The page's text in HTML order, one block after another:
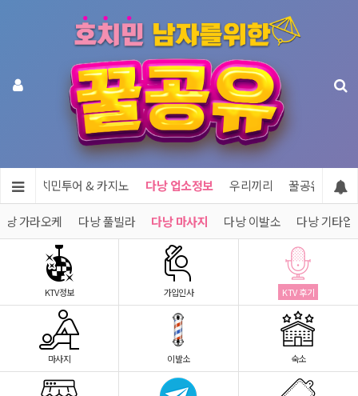
호치민투어 & 카지노 다낭 업소정보 우리끼리 꿀공유 제휴
낭 가라오케 다낭 풀빌라 다낭 마사지 다낭 이발소 다낭 기타업
KTV정보 가입인사 KTV 후기
마사지 이발소 숙소